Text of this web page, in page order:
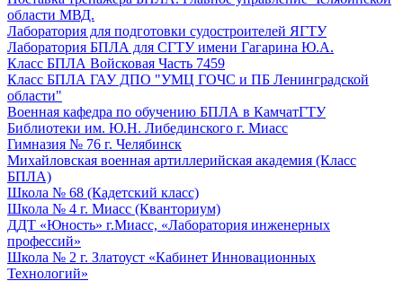
области МВД.
Лаборатория для подготовки судостроителей ЯГТУ
Лаборатория БПЛА для СГТУ имени Гагарина Ю.А.
Класс БПЛА Войсковая Часть 7459
Класс БПЛА ГАУ ДПО "УМЦ ГОЧС и ПБ Ленинградской
области"
Военная кафедра по обучению БПЛА в КамчатГТУ
Библиотеки им. Ю.Н. Либединского г. Миасс
Гимназия № 76 г. Челябинск
Михайловская военная артиллерийская академия (Класс
БПЛА)
Школа № 68 (Кадетский класс)
Школа № 4 г. Миасс (Кванториум)
ДДТ «Юность» г.Миасс, «Лаборатория инженерных
профессий»
Школа № 2 г. Златоуст «Кабинет Инновационных
Технологий»